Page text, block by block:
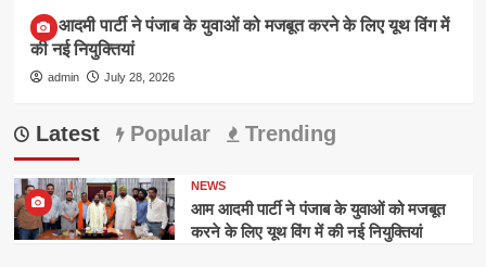
आम आदमी पार्टी ने पंजाब के युवाओं को मजबूत करने के लिए यूथ विंग में
की नई नियुक्तियां
admin July 28, 2026
Latest Popular Trending
NEWS
आम आदमी पार्टी ने पंजाब के युवाओं को मजबूत
करने के लिए यूथ विंग में की नई नियुक्तियां